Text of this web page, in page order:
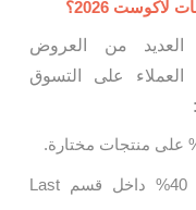
2026؟
يوفر متجر Lacoste العديد من العروض
العملاء على التسوق
تخفيضات تصل إلى 40% داخل قسم Last